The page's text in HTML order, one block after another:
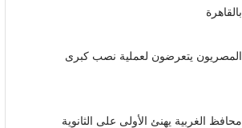
بالقاهرة
المصريون يتعرضون لعملية نصب كبرى
محافظ الغربية يهنئ الأولى على الثانوية